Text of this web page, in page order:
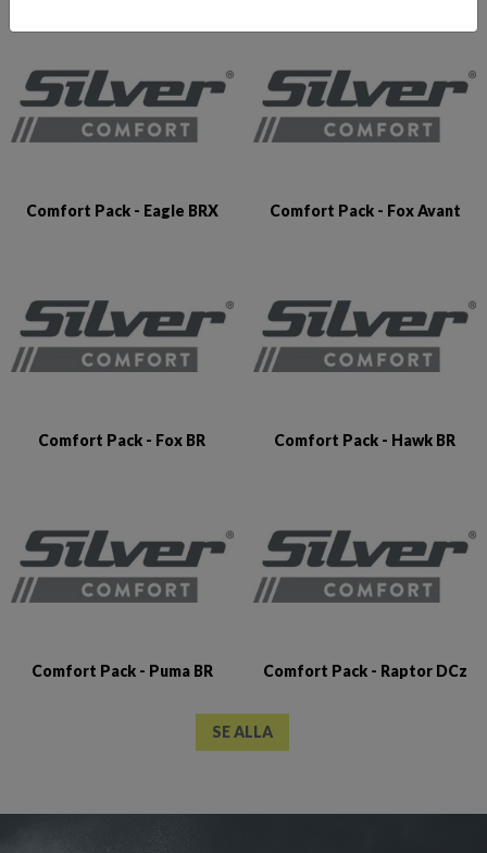
Comfort Pack - Eagle BRX Comfort Pack - Fox Avant
Comfort Pack - Fox BR Comfort Pack - Hawk BR
Comfort Pack - Puma BR Comfort Pack - Raptor DCz
SE ALLA